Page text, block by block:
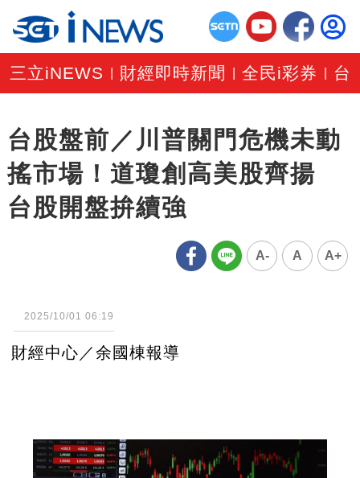
三立iNEWS 財經即時新聞 |全民i彩券 台
台股盤前／川普關門危機未動
搖市場！道瓊創高美股齊揚
台股開盤拚續強
A- A A+
2025/10/01 06:19
財經中心／余國棟報導